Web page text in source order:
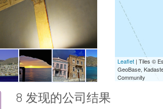
Leaflet | Tiles ©
GeoBase,
Community
8 发现的公司结果